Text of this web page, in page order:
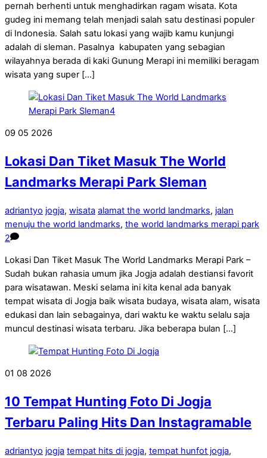
pernah berhenti untuk menghadirkan ragam wisata. Kota
gudeg ini memang telah menjadi salah satu destinasi populer
di Indonesia. Salah satu lokasi yang wajib kamu kunjungi
adalah di sleman. Pasalnya kabupaten yang sebagian
wilayahnya berada di kaki Gunung Merapi ini memiliki beragam
wisata yang super […]
09 05 2026
Lokasi Dan Tiket Masuk The World
Landmarks Merapi Park Sleman
adriantyo jogja, wisata alamat the world landmarks, jalan
menuju the world landmarks, the world landmarks merapi park
2
Lokasi Dan Tiket Masuk The World Landmarks Merapi Park –
Sudah bukan rahasia umum jika Jogja adalah destiansi favorit
para wisatawan. Meski selama ini kita kenal ada banyak
tempat wisata di Jogja baik wisata budaya, wisata alam, wisata
edukasi dan lain sebagainya, dari waktu ke waktu selalu saja
muncul destinasi wisata terbaru. Jika beberapa bulan […]
01 08 2026
10 Tempat Hunting Foto Di Jogja
Terbaru Paling Hits Dan Instagramable
adriantyo jogja tempat hits di jogja, tempat hunfot jogja,